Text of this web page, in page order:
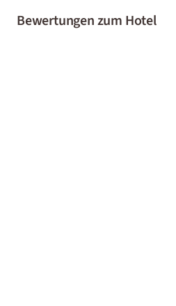
Bewertungen zum Hotel